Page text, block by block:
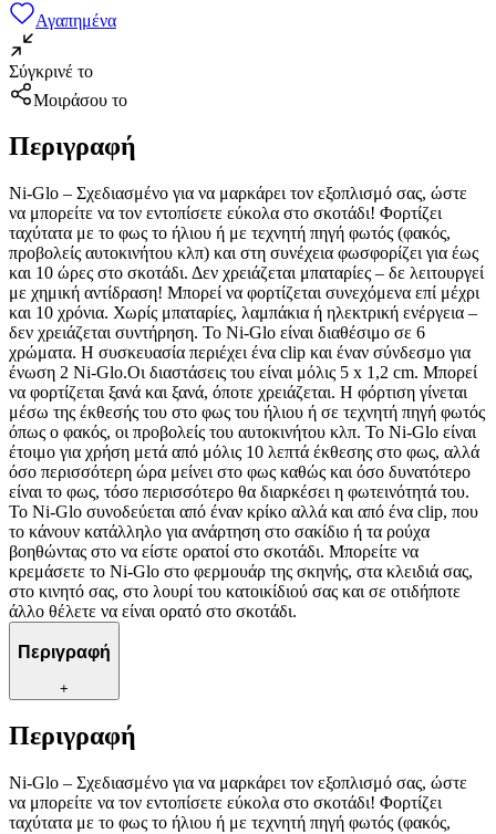
Αγαπημένα
Σύγκρινέ το
Μοιράσου το
Περιγραφή
Ni-Glo – Σχεδιασμένο για να μαρκάρει τον εξοπλισμό σας, ώστε
να μπορείτε να τον εντοπίσετε εύκολα στο σκοτάδι! Φορτίζει
ταχύτατα με το φως το ήλιου ή με τεχνητή πηγή φωτός (φακός,
προβολείς αυτοκινήτου κλπ) και στη συνέχεια φωσφορίζει για έως
και 10 ώρες στο σκοτάδι. Δεν χρειάζεται μπαταρίες – δε λειτουργεί
με χημική αντίδραση! Μπορεί να φορτίζεται συνεχόμενα επί μέχρι
και 10 χρόνια. Χωρίς μπαταρίες, λαμπάκια ή ηλεκτρική ενέργεια –
δεν χρειάζεται συντήρηση. Το Ni-Glo είναι διαθέσιμο σε 6
χρώματα. Η συσκευασία περιέχει ένα clip και έναν σύνδεσμο για
ένωση 2 Ni-Glo.Οι διαστάσεις του είναι μόλις 5 x 1,2 cm. Μπορεί
να φορτίζεται ξανά και ξανά, όποτε χρειάζεται. Η φόρτιση γίνεται
μέσω της έκθεσής του στο φως του ήλιου ή σε τεχνητή πηγή φωτός
όπως ο φακός, οι προβολείς του αυτοκινήτου κλπ. Το Ni-Glo είναι
έτοιμο για χρήση μετά από μόλις 10 λεπτά έκθεσης στο φως, αλλά
όσο περισσότερη ώρα μείνει στο φως καθώς και όσο δυνατότερο
είναι το φως, τόσο περισσότερο θα διαρκέσει η φωτεινότητά του.
Το Ni-Glo συνοδεύεται από έναν κρίκο αλλά και από ένα clip, που
το κάνουν κατάλληλο για ανάρτηση στο σακίδιο ή τα ρούχα
βοηθώντας στο να είστε ορατοί στο σκοτάδι. Μπορείτε να
κρεμάσετε το Ni-Glo στο φερμουάρ της σκηνής, στα κλειδιά σας,
στο κινητό σας, στο λουρί του κατοικίδιού σας και σε οτιδήποτε
άλλο θέλετε να είναι ορατό στο σκοτάδι.
Περιγραφή
+
Περιγραφή
Ni-Glo – Σχεδιασμένο για να μαρκάρει τον εξοπλισμό σας, ώστε
να μπορείτε να τον εντοπίσετε εύκολα στο σκοτάδι! Φορτίζει
ταχύτατα με το φως το ήλιου ή με τεχνητή πηγή φωτός (φακός,